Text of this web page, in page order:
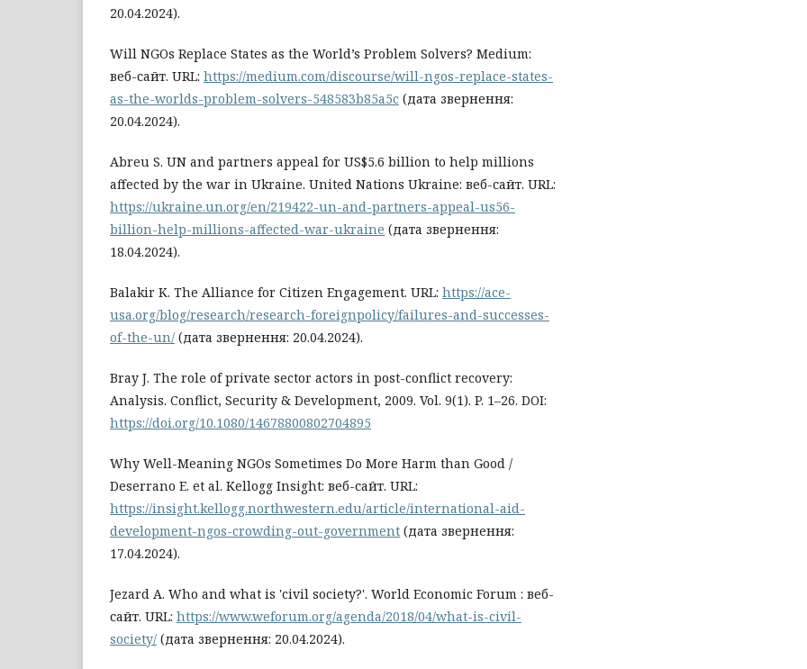
20.04.2024).
Will NGOs Replace States as the World’s Problem Solvers? Medium:
веб-сайт. URL: https://medium.com/discourse/will-ngos-replace-states-
as-the-worlds-problem-solvers-548583b85a5c (дата звернення:
20.04.2024).
Abreu S. UN and partners appeal for US$5.6 billion to help millions
affected by the war in Ukraine. United Nations Ukraine: веб-сайт. URL:
https://ukraine.un.org/en/219422-un-and-partners-appeal-us56-
billion-help-millions-affected-war-ukraine (дата звернення:
18.04.2024).
Balakir K. The Alliance for Citizen Engagement. URL: https://ace-
usa.org/blog/research/research-foreignpolicy/failures-and-successes-
of-the-un/ (дата звернення: 20.04.2024).
Bray J. The role of private sector actors in post-conflict recovery:
Analysis. Conflict, Security & Development, 2009. Vol. 9(1). P. 1–26. DOI:
https://doi.org/10.1080/14678800802704895
Why Well-Meaning NGOs Sometimes Do More Harm than Good /
Deserrano E. et al. Kellogg Insight: веб-сайт. URL:
https://insight.kellogg.northwestern.edu/article/international-aid-
development-ngos-crowding-out-government (дата звернення:
17.04.2024).
Jezard A. Who and what is 'civil society?'. World Economic Forum : веб-
сайт. URL: https://www.weforum.org/agenda/2018/04/what-is-civil-
society/ (дата звернення: 20.04.2024).